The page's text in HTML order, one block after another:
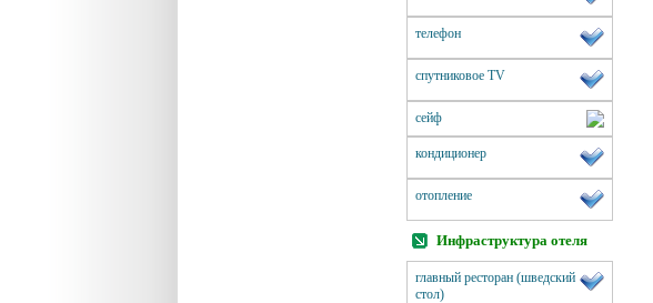
телефон
спутниковое TV
сейф
кондиционер
отопление
Инфраструктура отеля
главный ресторан (шведский
стол)